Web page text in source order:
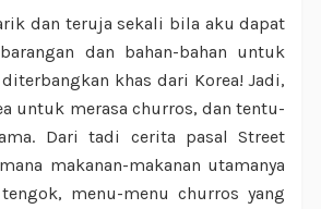
dan teruja sekali bila aku dapat
dan bahan-bahan untuk
khas dari Korea! Jadi,
untuk merasa churros, dan tentu-
Dari tadi cerita pasal Street
makanan-makanan utamanya
menu-menu churros yang